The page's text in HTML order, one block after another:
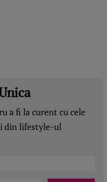
a fi la curent cu cele
din lifestyle-ul